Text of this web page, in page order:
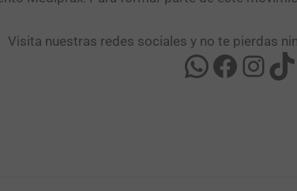
Visita nuestras redes sociales y no te pierdas